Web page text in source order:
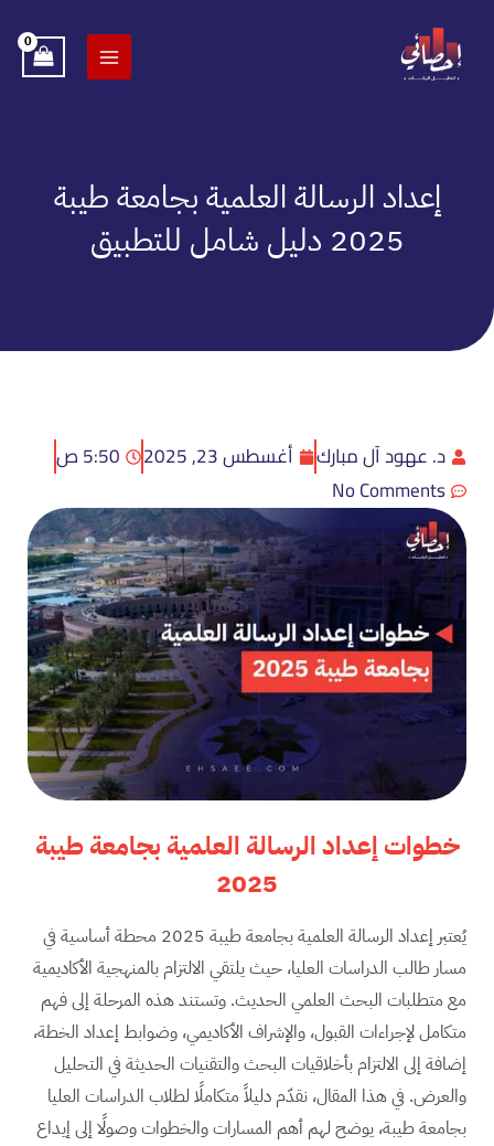
المحتوى
إعداد الرسالة العلمية بجامعة طيبة
2025 دليل شامل للتطبيق
د. عهود آل مبارك أغسطس 23, 2025
5:50 ص
No Comments
خطوات إعداد الرسالة العلمية بجامعة طيبة
2025
يُعتبر إعداد الرسالة العلمية بجامعة طيبة 2025 محطة أساسية في
مسار طالب الدراسات العليا، حيث يلتقي الالتزام بالمنهجية الأكاديمية
مع متطلبات البحث العلمي الحديث. وتستند هذه المرحلة إلى فهم
متكامل لإجراءات القبول، والإشراف الأكاديمي، وضوابط إعداد الخطة،
إضافة إلى الالتزام بأخلاقيات البحث والتقنيات الحديثة في التحليل
والعرض. في هذا المقال، نقدّم دليلاً متكاملًا لطلاب الدراسات العليا
بجامعة طيبة، يوضح لهم أهم المسارات والخطوات وصولًا إلى إيداع